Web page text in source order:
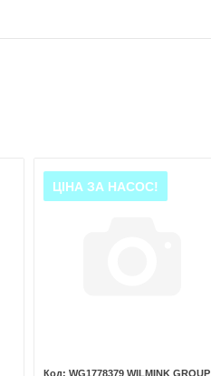
ЦІНА ЗА НАСОС!
WG1778379 WILMINK GROUP